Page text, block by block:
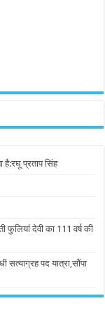
प्रताप सिंह
फुलियां देवी का 111 वर्ष की
सत्याग्रह पद यात्रा,सौंपा